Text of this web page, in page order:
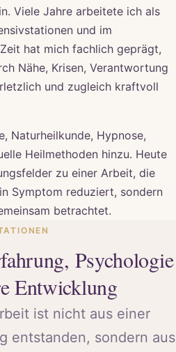
Viele Jahre arbeitete ich als
und im
hat mich fachlich geprägt,
Nähe, Krisen, Verantwortung
und zugleich kraftvoll
Naturheilkunde, Hypnose,
Heilmethoden hinzu. Heute
zu einer Arbeit, die
Symptom reduziert, sondern
betrachtet.
Psychologie
Entwicklung
ist nicht aus einer
entstanden, sondern aus